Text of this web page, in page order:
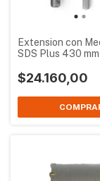
Extension con
SDS Plus 430
$24.160,00